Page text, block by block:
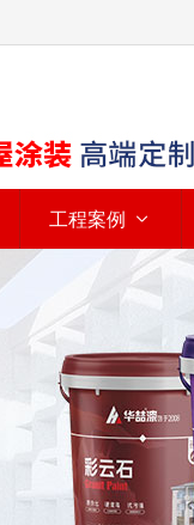
工程案例